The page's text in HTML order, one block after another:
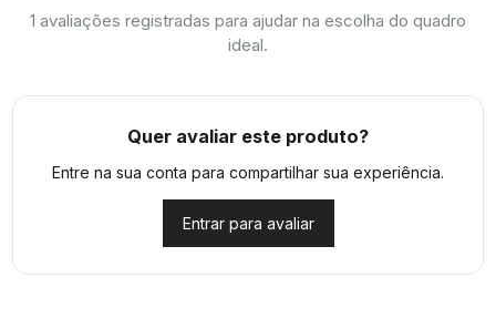
1 avaliações registradas para ajudar na escolha do quadro
ideal.
Quer avaliar este produto?
Entre na sua conta para compartilhar sua experiência.
Entrar para avaliar